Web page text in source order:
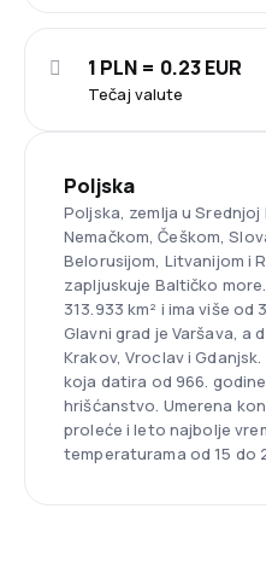
Tečaj valute
1 PLN = 0.23 EUR
Poljska
Poljska, zemlja u Srednjoj
Nemačkom, Češkom,
Belorusijom, Litvanijom i
zapljuskuje Baltičko
313.933 km² i ima više
Glavni grad je Varšava, a
Krakov, Vroclav i
koja datira od 966.
hrišćanstvo. Umerena
proleće i leto najbolje
temperaturama od 15 do